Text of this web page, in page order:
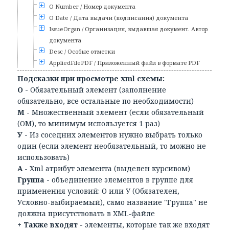
О Number / Номер документа
О Date / Дата выдачи (подписания) документа
IssueOrgan / Организация, выдавшая документ. Автор
документа
Desc / Особые отметки
AppliedFilePDF / Приложенный файл в формате PDF
Подсказки при просмотре xml схемы:
О - Обязательный элемент (заполнение
обязательно, все остальные по необходимости)
М - Множественный элемент (если обязательный
(ОМ), то минимум используется 1 раз)
У - Из соседних элементов нужно выбрать только
один (если элемент необязательный, то можно не
использовать)
А- Xml атрибут элемента (выделен курсивом)
Группа - объединение элементов в группе для
применения условий: О или У (Обязателен,
Условно-выбираемый), само название "Группа" не
должна присутствовать в XML-файле
+ Также входят - элементы, которые так же входят